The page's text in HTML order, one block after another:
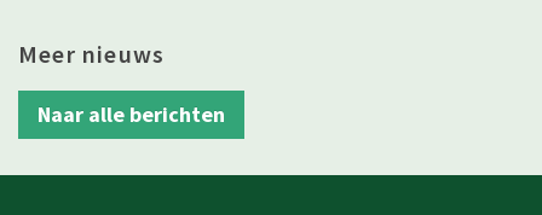
Meer nieuws
Naar alle berichten